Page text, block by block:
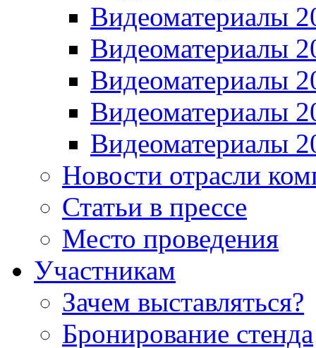
Видеоматериалы
Видеоматериалы
Видеоматериалы
Видеоматериалы
Видеоматериалы
Новости отрасли
Статьи в прессе
Место проведения
Участникам
Зачем выставляться?
Бронирование стенда